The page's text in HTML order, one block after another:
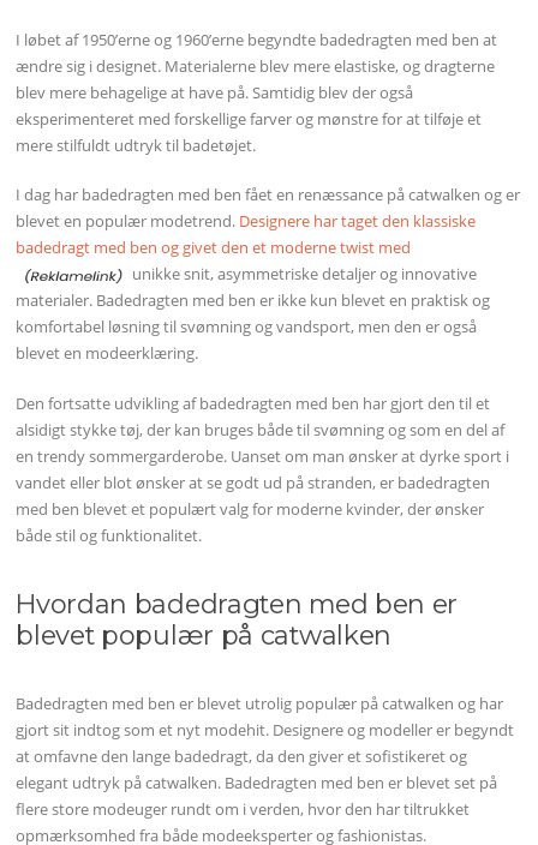
I løbet af 1950’erne og 1960’erne begyndte badedragten med ben at
ændre sig i designet. Materialerne blev mere elastiske, og dragterne
blev mere behagelige at have på. Samtidig blev der også
eksperimenteret med forskellige farver og mønstre for at tilføje et
mere stilfuldt udtryk til badetøjet.
I dag har badedragten med ben fået en renæssance på catwalken og er
blevet en populær modetrend. Designere har taget den klassiske
badedragt med ben og givet den et moderne twist med
unikke snit, asymmetriske detaljer og innovative
materialer. Badedragten med ben er ikke kun blevet en praktisk og
komfortabel løsning til svømning og vandsport, men den er også
blevet en modeerklæring.
Den fortsatte udvikling af badedragten med ben har gjort den til et
alsidigt stykke tøj, der kan bruges både til svømning og som en del af
en trendy sommergarderobe. Uanset om man ønsker at dyrke sport i
vandet eller blot ønsker at se godt ud på stranden, er badedragten
med ben blevet et populært valg for moderne kvinder, der ønsker
både stil og funktionalitet.
Hvordan badedragten med ben er
blevet populær på catwalken
Badedragten med ben er blevet utrolig populær på catwalken og har
gjort sit indtog som et nyt modehit. Designere og modeller er begyndt
at omfavne den lange badedragt, da den giver et sofistikeret og
elegant udtryk på catwalken. Badedragten med ben er blevet set på
flere store modeuger rundt om i verden, hvor den har tiltrukket
opmærksomhed fra både modeeksperter og fashionistas.